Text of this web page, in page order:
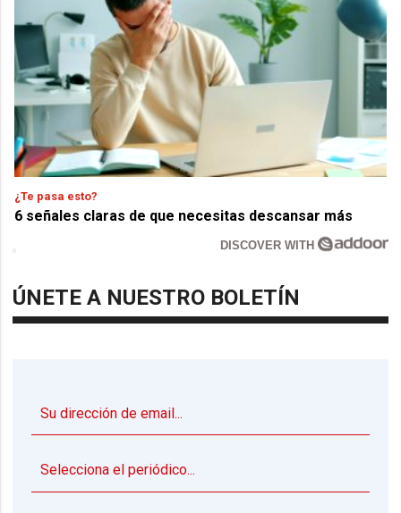
¿Te pasa esto?
6 señales claras de que necesitas descansar más
DISCOVER WITH
ÚNETE A NUESTRO BOLETÍN